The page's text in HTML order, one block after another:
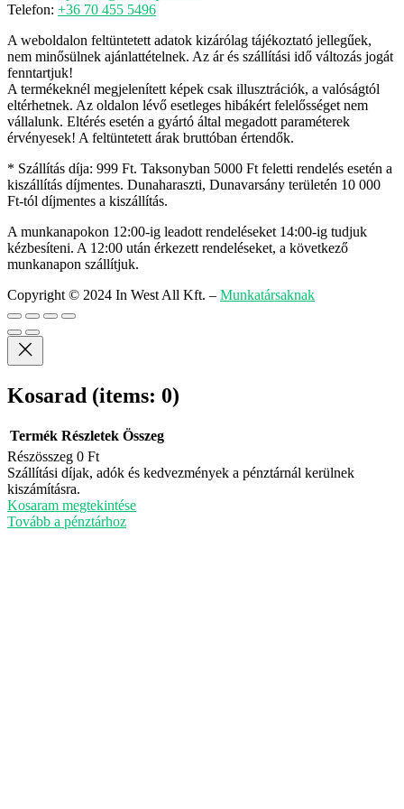
Telefon: +36 70 455 5496
A weboldalon feltüntetett adatok kizárólag tájékoztató jellegűek,
nem minősülnek ajánlattételnek. Az ár és szállítási idő változás jogát
fenntartjuk!
A termékeknél megjelenített képek csak illusztrációk, a valóságtól
eltérhetnek. Az oldalon lévő esetleges hibákért felelősséget nem
vállalunk. Eltérés esetén a gyártó által megadott paraméterek
érvényesek! A feltüntetett árak bruttóban értendők.
* Szállítás díja: 999 Ft. Taksonyban 5000 Ft feletti rendelés esetén a
kiszállítás díjmentes. Dunaharaszti, Dunavarsány területén 10 000
Ft-tól díjmentes a kiszállítás.
A munkanapokon 12:00-ig leadott rendeléseket 14:00-ig tudjuk
kézbesíteni. A 12:00 után érkezett rendeléseket, a következő
munkanapon szállítjuk.
Copyright © 2024 In West All Kft. – Munkatársaknak
Kosarad (items: 0)
Termékek
a
kosárban
Termék Részletek Összeg
Részösszeg 0 Ft
Szállítási díjak, adók és kedvezmények a pénztárnál kerülnek
kiszámításra.
Kosaram megtekintése
Tovább a pénztárhoz